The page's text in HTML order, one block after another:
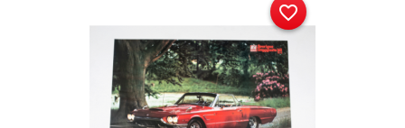
favorite_border